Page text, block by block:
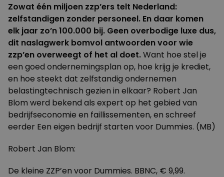
Zowat één miljoen zzp’ers telt Nederland:
zelfstandigen zonder personeel. En daar komen
elk jaar zo’n 100.000 bij. Geen overbodige luxe dus,
dit naslagwerk bomvol antwoorden voor wie
zzp’en overweegt of het al doet.Want hoe stel je
een goed ondernemingsplan op, hoe krijg je krediet,
en hoe steekt dat zelfstandig ondernemen
belastingtechnisch gezien in elkaar? Robert Jan
Blom werd bekend als expert op het gebied van
bedrijfseconomie en faillissementen, en schreef
eerder Een eigen bedrijf starten voor Dummies. (MB)
Robert Jan Blom:
De kleine ZZP’en voor Dummies. BBNC, € 9,99.